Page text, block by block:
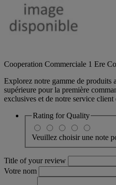
Cooperation Commerciale 1 Ere
Explorez notre gamme de produits
supérieure pour la première
exclusives et de notre service client
Rating forQuality
Veuillez choisir une note
Title of your review
Votre nom